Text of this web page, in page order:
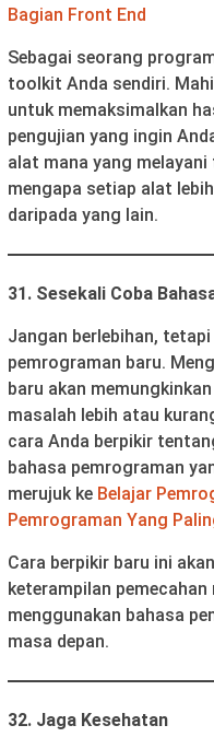
Bagian Front End
Sebagai seorang
toolkit Anda sendiri.
untuk memaksimalkan
pengujian yang ingin
alat mana yang
mengapa setiap alat
daripada yang lain.
31. Sesekali Coba
Jangan berlebihan,
pemrograman baru.
baru akan
masalah lebih atau
cara Anda berpikir
bahasa pemrograman
merujuk ke Belajar
Pemrograman Yang
Cara berpikir baru ini
keterampilan
menggunakan bahasa
masa depan.
32. Jaga Kesehatan